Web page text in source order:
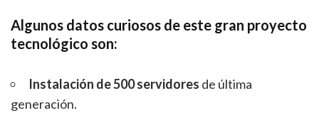
Algunos datos curiosos de este gran proyecto
tecnológico son:
Instalación de 500 servidores de última
generación.